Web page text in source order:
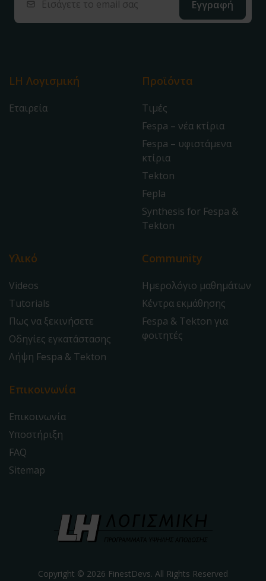
LH Λογισμική
Εταιρεία
Προϊόντα
Τιμές
Fespa – νέα κτίρια
Fespa – υφιστάμενα
κτίρια
Tekton
Fepla
Synthesis for Fespa &
Tekton
Υλικό
Videos
Tutorials
Πως να ξεκινήσετε
Οδηγίες εγκατάστασης
Λήψη Fespa & Tekton
Community
Ημερολόγιο μαθημάτων
Κέντρα εκμάθησης
Fespa & Tekton για
φοιτητές
Επικοινωνία
Επικοινωνία
Υποστήριξη
FAQ
Sitemap
Copyright © 2026 FinestDevs. All Rights Reserved